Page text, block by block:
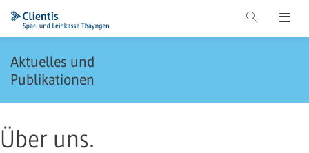
Aktuelles und
Publikationen
Über uns.